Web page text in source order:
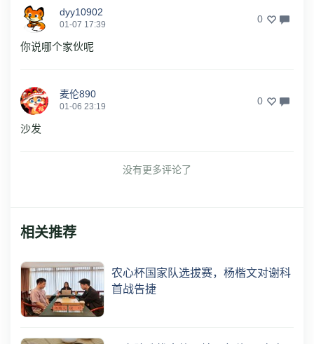
dyy10902
01-07 17:39 0
你说哪个家伙呢
麦伦890
01-06 23:19 0
沙发
没有更多评论了
相关推荐
农心杯国家队选拔赛，杨楷文对谢科
首战告捷